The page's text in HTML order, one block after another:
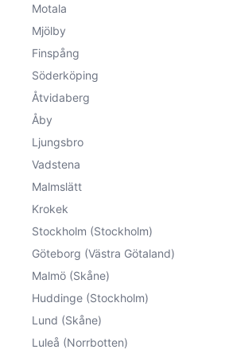
Motala
Mjölby
Finspång
Söderköping
Åtvidaberg
Åby
Ljungsbro
Vadstena
Malmslätt
Krokek
Stockholm (Stockholm)
Göteborg (Västra Götaland)
Malmö (Skåne)
Huddinge (Stockholm)
Lund (Skåne)
Luleå (Norrbotten)